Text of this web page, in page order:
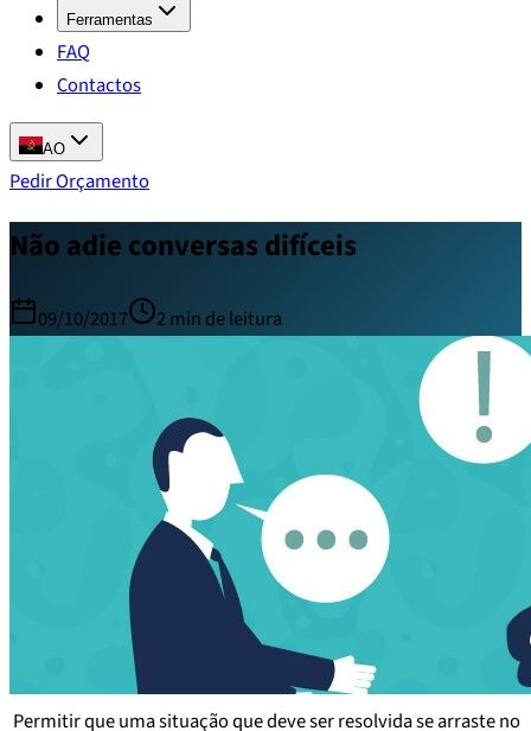
Ferramentas
FAQ
Contactos
AO
Pedir Orçamento
Não adie conversas difíceis
09/10/2017 2min de leitura
Permitir que uma situação que deve ser resolvida se arraste no